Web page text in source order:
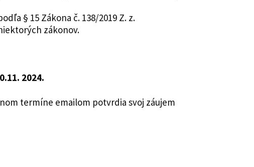
§ 15 Zákona č. 138/2019 Z. z.
zákonov.
2024.
termíne emailom potvrdia svoj záujem